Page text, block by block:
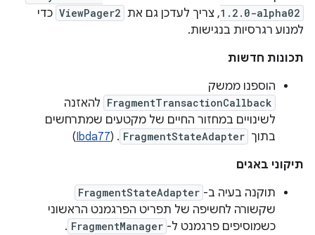
1.2.0-alpha02, צריך לעדכן גם את ViewPager2 כדי
למנוע רגרסיות בנגישות.
תכונות חדשות
הוספנו ממשק
FragmentTransactionCallback להאזנה
לשינויים במחזור החיים של מקטעים שמתרחשים
בתוך FragmentStateAdapter
. (
Ibda77
)
תיקוני באגים
תוקנה בעיה ב- FragmentStateAdapter
שקשורה לחשיפה של תפריט הפרגמנט הראשוני
כשמוסיפים פרגמנט ל- FragmentManager
.